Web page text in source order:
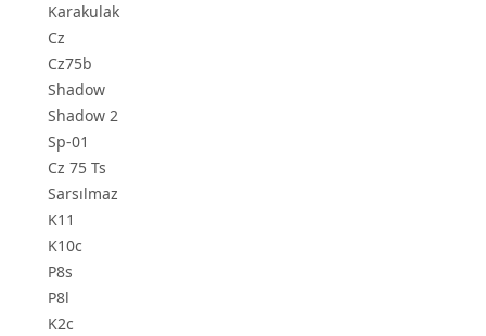
Karakulak
Cz
Cz75b
Shadow
Shadow 2
Sp-01
Cz 75 Ts
Sarsılmaz
K11
K10c
P8s
P8l
K2c